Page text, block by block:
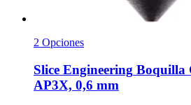
2 Opciones
Slice Engineering Boquilla
AP3X, 0,6 mm